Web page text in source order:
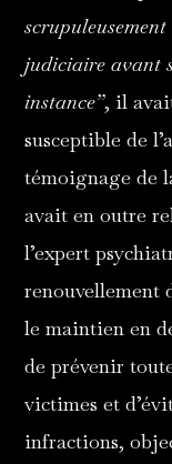
judiciaire avant
instance”, il
susceptible de
témoignage de
avait en outre
l’expert
renouvellement
le maintien en
de prévenir
victimes et
infractions,